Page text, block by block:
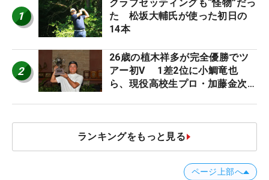
1
クラブセッティングも“怪物”だっ
た 松坂大輔氏が使った初日の
14本
2
26歳の植木祥多が完全優勝でツ
アー初V 1差2位に小鯛竜也
ら、現役高校生プロ・加藤金次郎
ランキングをもっと見る
ページ上部へ